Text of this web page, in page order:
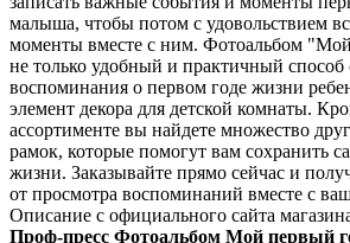
малыша, чтобы потом с удовольствием
моменты вместе с ним. Фотоальбом
не только удобный и практичный способ
воспоминания о первом годе жизни
элемент декора для детской комнаты.
ассортименте вы найдете множество
рамок, которые помогут вам сохранить
жизни. Заказывайте прямо сейчас и
от просмотра воспоминаний вместе с
Описание с официального сайта
Проф-пресс Фотоальбом Мой первый